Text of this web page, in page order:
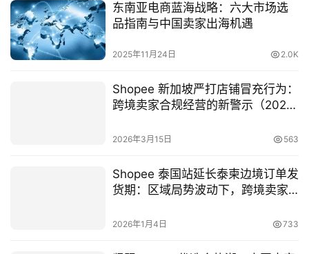
东南亚电商蓝海战略：六大市场选
品指南与中国卖家出海机遇
2025年11月24日 2.0K
Shopee 新加坡严打店铺冒充行为：
跨境卖家合规经营的新警示（2026
2026年3月15日 563
Shopee 泰国站延长泰柬边境订单发
货期：区域局势波动下，跨境卖家
2026年1月4日 733